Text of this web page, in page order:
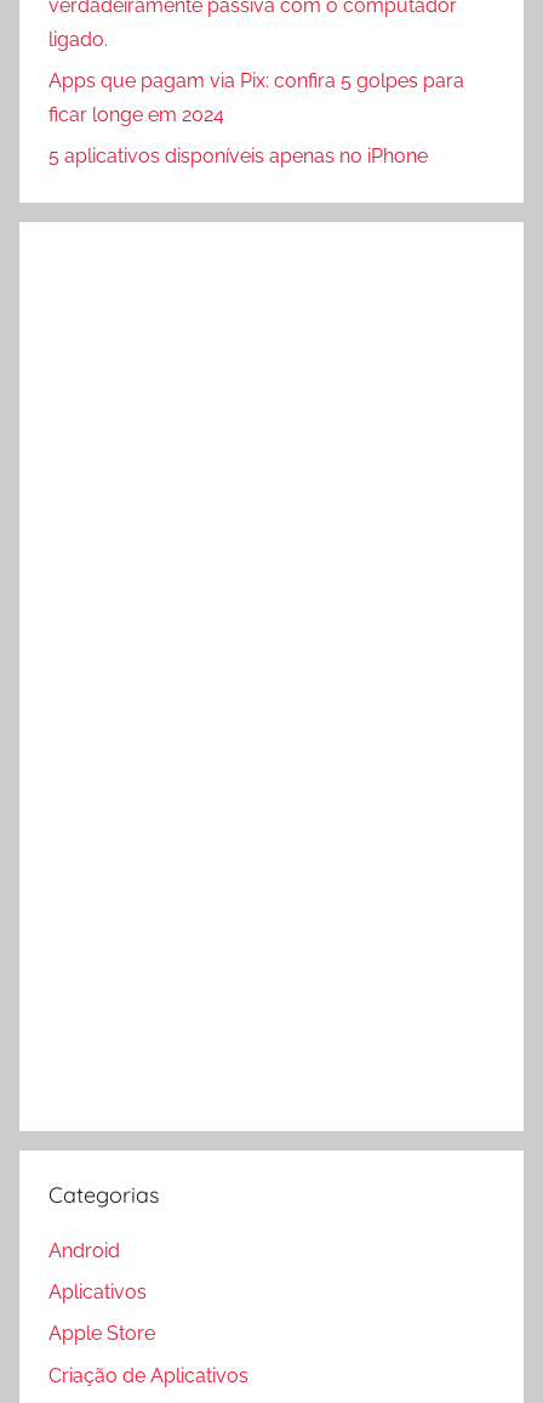
verdadeiramente passiva com o computador
ligado.
Apps que pagam via Pix: confira 5 golpes para
ficar longe em 2024
5 aplicativos disponíveis apenas no iPhone
Categorias
Android
Aplicativos
Apple Store
Criação de Aplicativos